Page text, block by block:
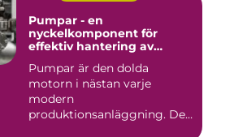
Pumpar - en
nyckelkomponent för
effektiv hantering av
Pumpar är den dolda
motorn i nästan varje
modern
produktionsanläggning. De